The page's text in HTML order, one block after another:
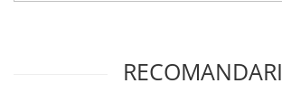
RECOMANDARI